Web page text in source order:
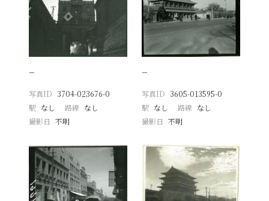
−
写真ID 3704-023676-0
駅 なし 路線 なし
撮影日
不明
−
写真ID 3605-013595-0
駅 なし 路線 なし
撮影日 不明